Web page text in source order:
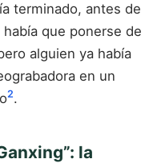
terminado, antes de
que ponerse de
alguien ya había
en un
2.
la